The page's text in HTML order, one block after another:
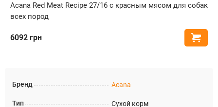
Бренд Acana
Тип Сухой корм
Acana Red Meat Recipe 27/16 с красным мясом для собак
всех пород
6092 грн